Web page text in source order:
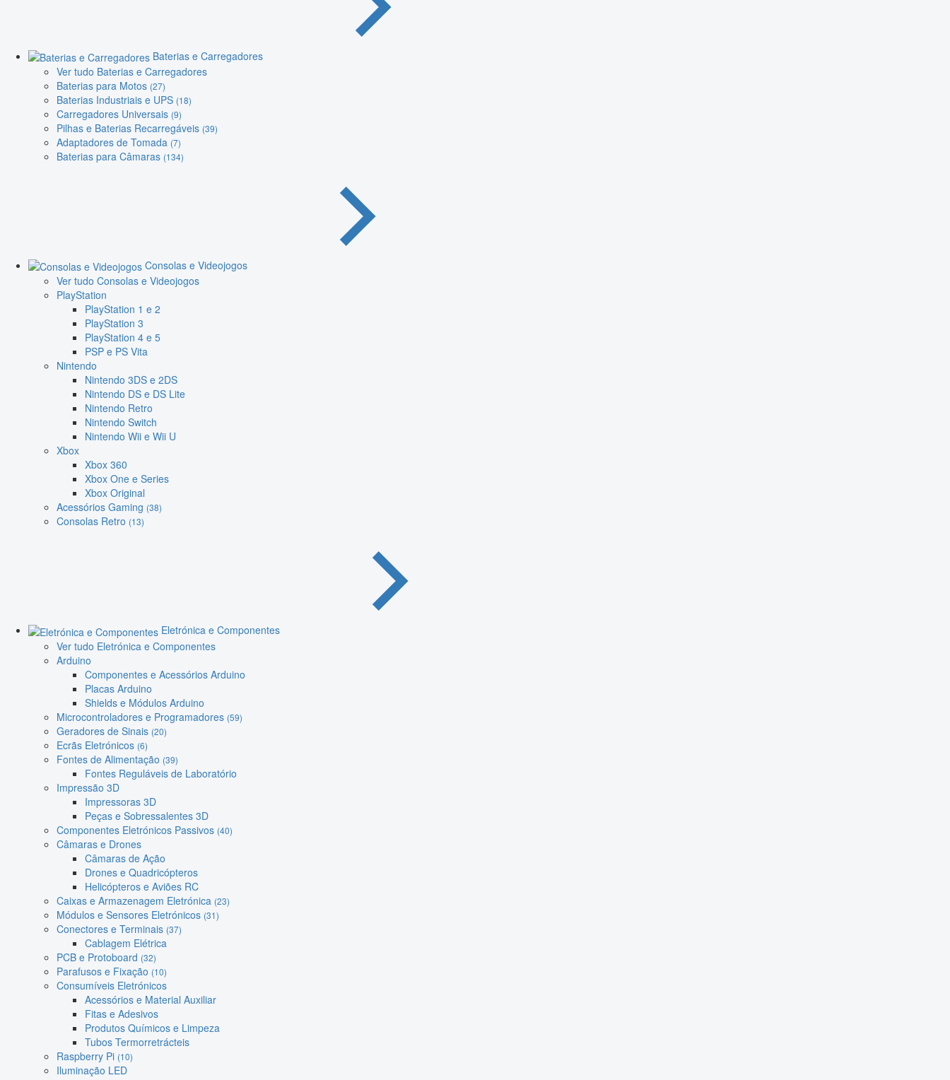
Baterias e Carregadores
Ver tudo Baterias e Carregadores
Baterias para Motos (27)
Baterias Industriais e UPS (18)
Carregadores Universais (9)
Pilhas e Baterias Recarregáveis (39)
Adaptadores de Tomada (7)
Baterias para Câmaras (134)
Consolas e Videojogos
Ver tudo Consolas e Videojogos
PlayStation
PlayStation 1 e 2
PlayStation 3
PlayStation 4 e 5
PSP e PS Vita
Nintendo
Nintendo 3DS e 2DS
Nintendo DS e DS Lite
Nintendo Retro
Nintendo Switch
Nintendo Wii e Wii U
Xbox
Xbox 360
Xbox One e Series
Xbox Original
Acessórios Gaming (38)
Consolas Retro (13)
Eletrónica e Componentes
Ver tudo Eletrónica e Componentes
Arduino
Componentes e Acessórios Arduino
Placas Arduino
Shields e Módulos Arduino
Microcontroladores e Programadores (59)
Geradores de Sinais (20)
Ecrãs Eletrónicos (6)
Fontes de Alimentação (39)
Fontes Reguláveis de Laboratório
Impressão 3D
Impressoras 3D
Peças e Sobressalentes 3D
Componentes Eletrónicos Passivos (40)
Câmaras e Drones
Câmaras de Ação
Drones e Quadricópteros
Helicópteros e Aviões RC
Caixas e Armazenagem Eletrónica (23)
Módulos e Sensores Eletrónicos (31)
Conectores e Terminais (37)
Cablagem Elétrica
PCB e Protoboard (32)
Parafusos e Fixação (10)
Consumíveis Eletrónicos
Acessórios e Material Auxiliar
Fitas e Adesivos
Produtos Químicos e Limpeza
Tubos Termorretrácteis
Raspberry Pi (10)
Iluminação LED